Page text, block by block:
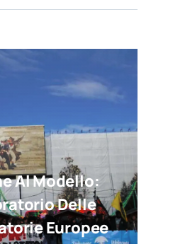
Al Modello:
Delle
Europee